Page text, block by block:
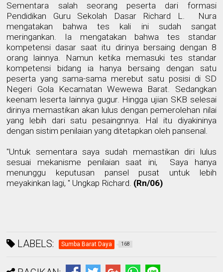
Sementara salah seorang peserta dari formasi
Pendidikan Guru Sekolah Dasar Richard L.
Nura
mengatakan bahwa tes kali ini sudah sangat
meringankan. Ia mengatakan bahwa tes standar
kompetensi dasar saat itu dirinya bersaing dengan 8
orang lainnya. Namun ketika memasuki tes standar
kompetensi bidang ia hanya bersaing dengan satu
peserta yang sama-sama merebut satu posisi di SD
Negeri Gola Kecamatan Wewewa Barat. Sedangkan
keenam leserta lainnya gugur. Hingga ujian SKB selesai
dirinya memastikan akan lulus dengan pemerolehan nilai
yang lebih dari satu pesaingnnya. Hal itu diyakininya
dengan sistim penilaian yang ditetapkan oleh pansenal.
"Untuk sementara saya sudah memastikan diri lulus
sesuai mekanisme penilaian saat ini,
Saya hanya
menunggu keputusan pansel pusat untuk lebih
meyakinkan lagi, " Ungkap Richard. (Rn/06)
LABELS: Sumba Barat Daya 168